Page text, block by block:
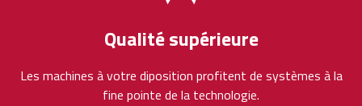
Qualité supérieure
Les machines à votre diposition profitent de systèmes à la
fine pointe de la technologie.